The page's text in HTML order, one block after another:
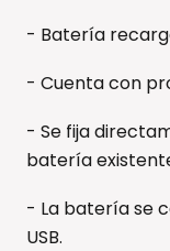
- Batería
- Cuenta con
- Se fija
batería
- La batería se
USB.